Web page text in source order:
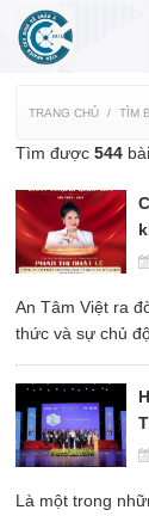
TRANG CHỦ TÌM
Tìm được544
An Tâm Việt ra
thức và sự chủ
cấp các sản
Là một trong